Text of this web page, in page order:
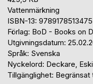
Vattenmärkning
ISBN-13: 9789178513475
Förlag: BoD - Books on
Utgivningsdatum:
Språk: Svenska
Nyckelord: Deckare,
Tillgänglighet: Begränsat